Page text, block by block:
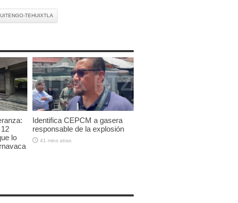
TEHUIXTLA
lo
Identifica CEPCM a gasera
responsable de la explosión
41 mins atras